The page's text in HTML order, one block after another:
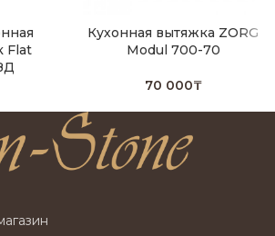
Flat
Кухонная вытяжка ZORG
Modul 700-70
70 000₸